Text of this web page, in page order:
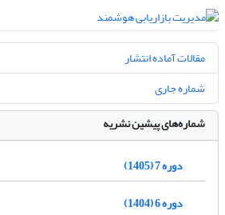
مقالات آماده انتشار
شماره جاری
شماره‌های پیشین نشریه
دوره 7 (1405)
دوره 6 (1404)